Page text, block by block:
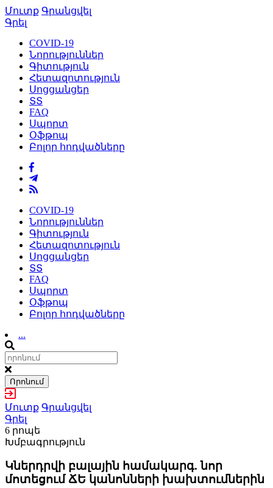
Մուտք Գրանցվել
Գրել
COVID-19
Նորություններ
Գիտություն
Հետազոտություն
Սոցցանցեր
ՏՏ
FAQ
Սպորտ
Օֆթոպ
Բոլոր հոդվածները
COVID-19
Նորություններ
Գիտություն
Հետազոտություն
Սոցցանցեր
ՏՏ
FAQ
Սպորտ
Օֆթոպ
Բոլոր հոդվածները
...
Որոնում
Մուտք Գրանցվել
Գրել
6 րոպե
Խմբագրություն
Կներդրվի բալային համակարգ. նոր
մոտեցում ՃԵ կանոնների խախտումներին